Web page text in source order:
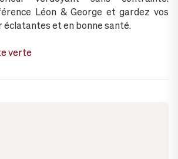
Léon & George et gardez vos
éclatantes et en bonne santé.
verte